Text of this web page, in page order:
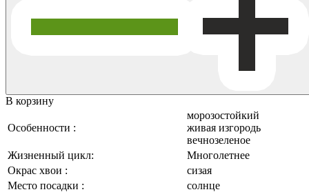
В корзину
Особенности :
морозостойкий
живая изгородь
вечнозеленое
Жизненный цикл:
Многолетнее
Окрас хвои :
сизая
Место посадки :
солнце